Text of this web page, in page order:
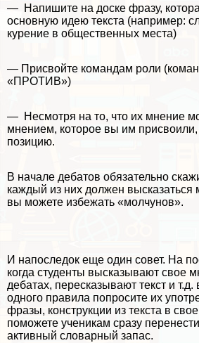
— Напишите на доске фразу,
основную идею текста (например:
курение в общественных места)
— Присвойте комaндам роли
«ПРОТИВ»)
— Несмотря на то, что их мнение
мнением, которое вы им присвоили,
позицию.
В начале дебатов обязательно
каждый из них должен высказаться
вы можете избежать «молчунов».
И напоследок еще один совет. На
когда студенты высказывают свое
дебатах, пересказывают текст и
одного правила попросите их
фразы, конструкции из текста в
поможете ученикам сразу
активный словарный запас.